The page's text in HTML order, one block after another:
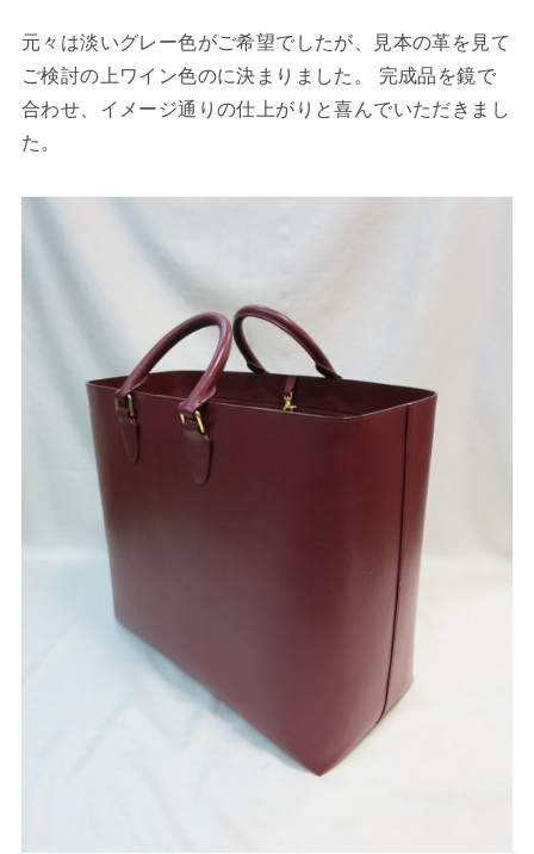
元々は淡いグレー色がご希望でしたが、見本の革を見て
ご検討の上ワイン色のに決まりました。 完成品を鏡で
合わせ、イメージ通りの仕上がりと喜んでいただきまし
た。